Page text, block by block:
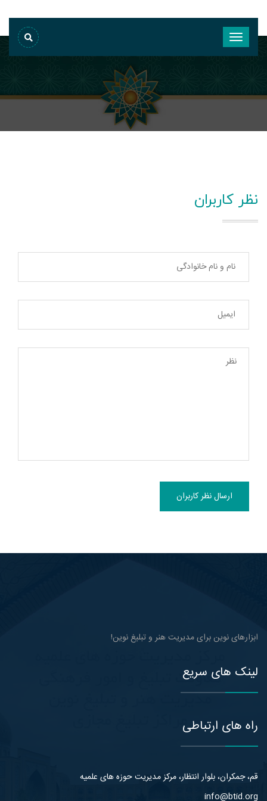
نظر کاربران
ارسال نظر کاربران
ابزارهای نوین برای مدیریت هنر و تبلیغ نوین!
لینک های سریع
راه های ارتباطی
قم، جمکران، بلوار انتظار، مرکز مدیریت حوزه های علمیه
info@btid.org